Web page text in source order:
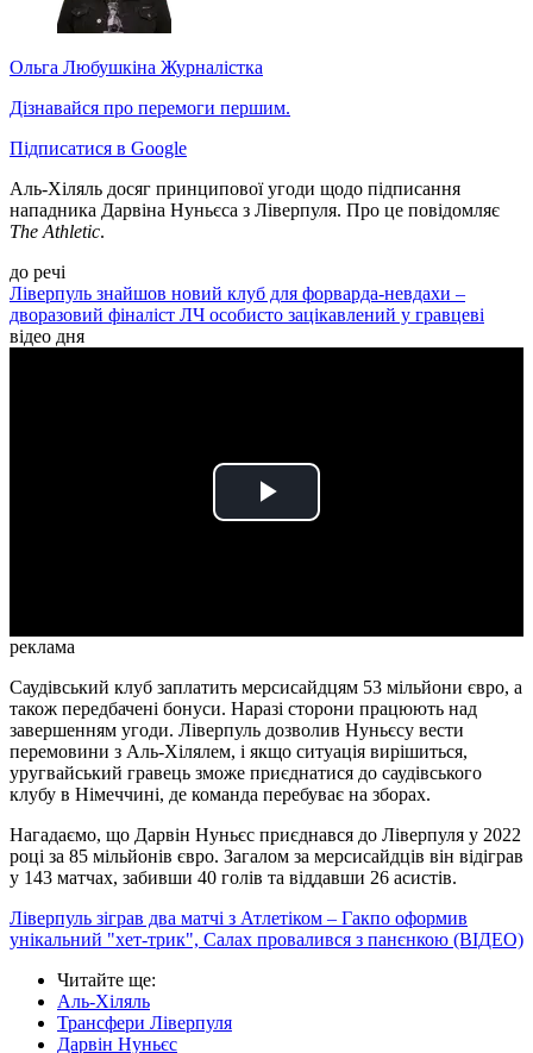
Ольга Любушкіна Журналістка
Дізнавайся про перемоги першим.
Підписатися в Google
Аль-Хіляль досяг принципової угоди щодо підписання
нападника Дарвіна Нуньєса з Ліверпуля. Про це повідомляє
The Athletic.
до речі
Ліверпуль знайшов новий клуб для форварда-невдахи –
дворазовий фіналіст ЛЧ особисто зацікавлений у гравцеві
відео дня
Play
реклама
Саудівський клуб заплатить мерсисайдцям 53 мільйони євро, а
також передбачені бонуси. Наразі сторони працюють над
завершенням угоди. Ліверпуль дозволив Нуньєсу вести
перемовини з Аль-Хілялем, і якщо ситуація вирішиться,
уругвайський гравець зможе приєднатися до саудівського
клубу в Німеччині, де команда перебуває на зборах.
Нагадаємо, що Дарвін Нуньєс приєднався до Ліверпуля у 2022
році за 85 мільйонів євро. Загалом за мерсисайдців він відіграв
у 143 матчах, забивши 40 голів та віддавши 26 асистів.
Ліверпуль зіграв два матчі з Атлетіком – Гакпо оформив
унікальний "хет-трик", Салах провалився з панєнкою (ВІДЕО)
Читайте ще:
Аль-Хіляль
Трансфери Ліверпуля
Дарвін Нуньєс